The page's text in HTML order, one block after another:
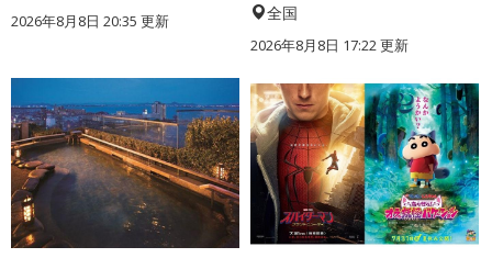
2026年8月8日 20:35 更新 全国
2026年8月8日 17:22更新